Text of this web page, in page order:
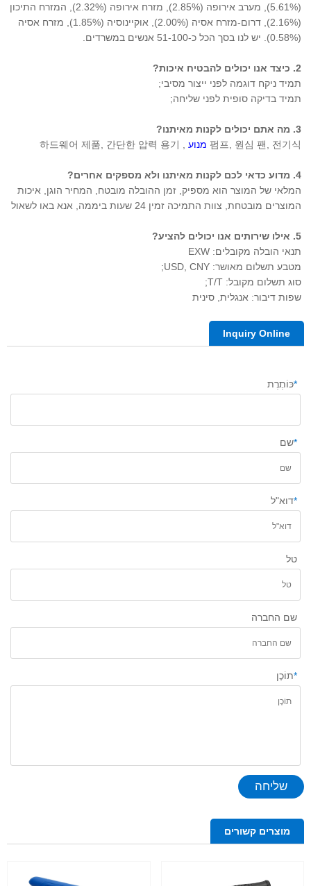
(0.58%). יש לנו בסך הכל כ-51-100 אנשים במשרדים.
2. כיצד אנו יכולים להבטיח איכות?
תמיד ניקח דוגמה לפני ייצור מסיבי;
תמיד בדיקה סופית לפני שליחה;
3. מה אתם יכולים לקנות מאיתנו?
펌프, 원심 팬, 전기식 מנוע
4. מדוע כדאי לכם לקנות מאיתנו ולא מספקים אחרים?
המוצרים מובטחת, צוות התמיכה זמין 24 שעות ביממה, אנא באו לשאול
5. אילו שירותים אנו יכולים להציע?
תנאי הובלה מקובלים: EXW
מטבע תשלום מאושר: USD, CNY;
סוג תשלום מקובל: T/T;
שפות דיבור: אנגלית, סינית
Inquiry Online
*כּוֹתֶרֶת
*שם
*דוא"ל
טל
שם החברה
*תוֹכֶן
שליחה
מוצרים קשורים